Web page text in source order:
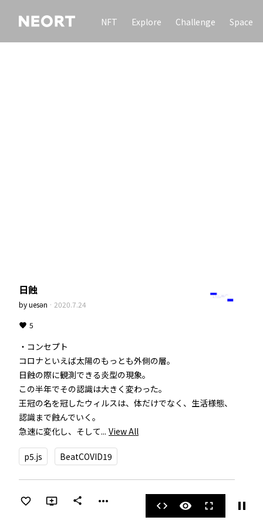
NFT Explore Challenge Space
日蝕
byuesən · 2020.7.24
5
・コンセプト
コロナといえば太陽のもっとも外側の層。
日蝕の際に観測できる炎型の現象。
この半年でその認識は大きく変わった。
王冠の名を冠したウィルスは、体だけでなく、生活様態、
認識まで蝕んでいく。
急速に変化し、そして... View All
p5.js BeatCOVID19
share more_horiz code visibility fullscreen pause